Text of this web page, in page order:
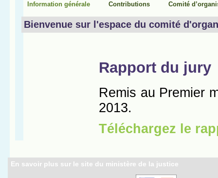
En savoir plus sur le site du ministère de la justice